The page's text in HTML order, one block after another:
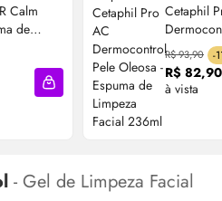
Calm
de
Adicionar à sacola
Cetaphil
- Espuma
Facial
R$ 93,90 -
R$ 82,90
à vista
- Gel de Limpeza Facial